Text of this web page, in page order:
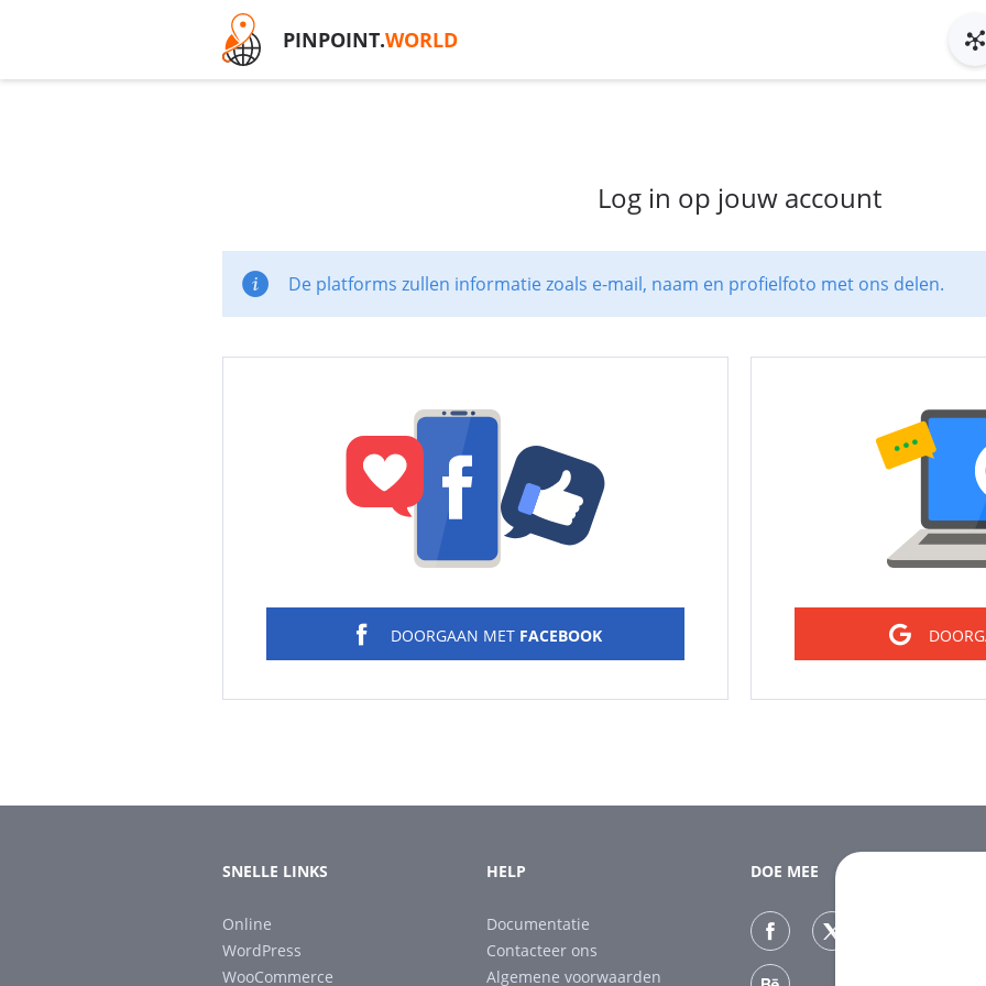
PINPOINT.WORLD
Log in op jouw account
De platforms zullen informatie zoals e-mail, naam en profielfoto met ons delen.
DOORGAAN MET FACEBOOK
SNELLE LINKS
Online
WordPress
WooCommerce
HELP
Documentatie
Contacteer ons
Algemene voorwaarden
DOE MEE